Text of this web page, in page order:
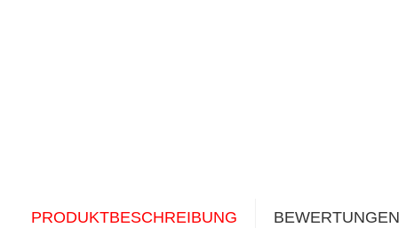
PRODUKTBESCHREIBUNG BEWERTUNGEN